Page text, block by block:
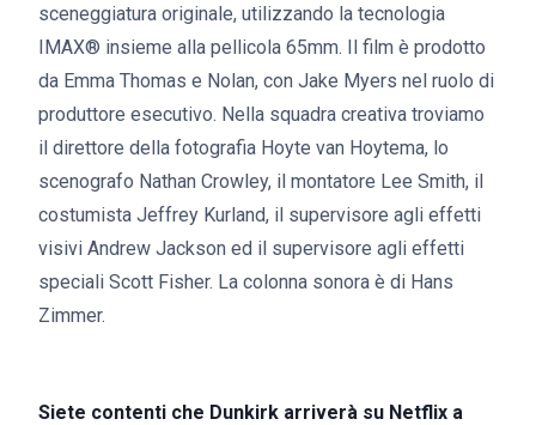
sceneggiatura originale, utilizzando la tecnologia
IMAX® insieme alla pellicola 65mm. Il film è prodotto
da Emma Thomas e Nolan, con Jake Myers nel ruolo di
produttore esecutivo. Nella squadra creativa troviamo
il direttore della fotografia Hoyte van Hoytema, lo
scenografo Nathan Crowley, il montatore Lee Smith, il
costumista Jeffrey Kurland, il supervisore agli effetti
visivi Andrew Jackson ed il supervisore agli effetti
speciali Scott Fisher. La colonna sonora è di Hans
Zimmer.
Siete contenti che Dunkirk arriverà su Netflix a